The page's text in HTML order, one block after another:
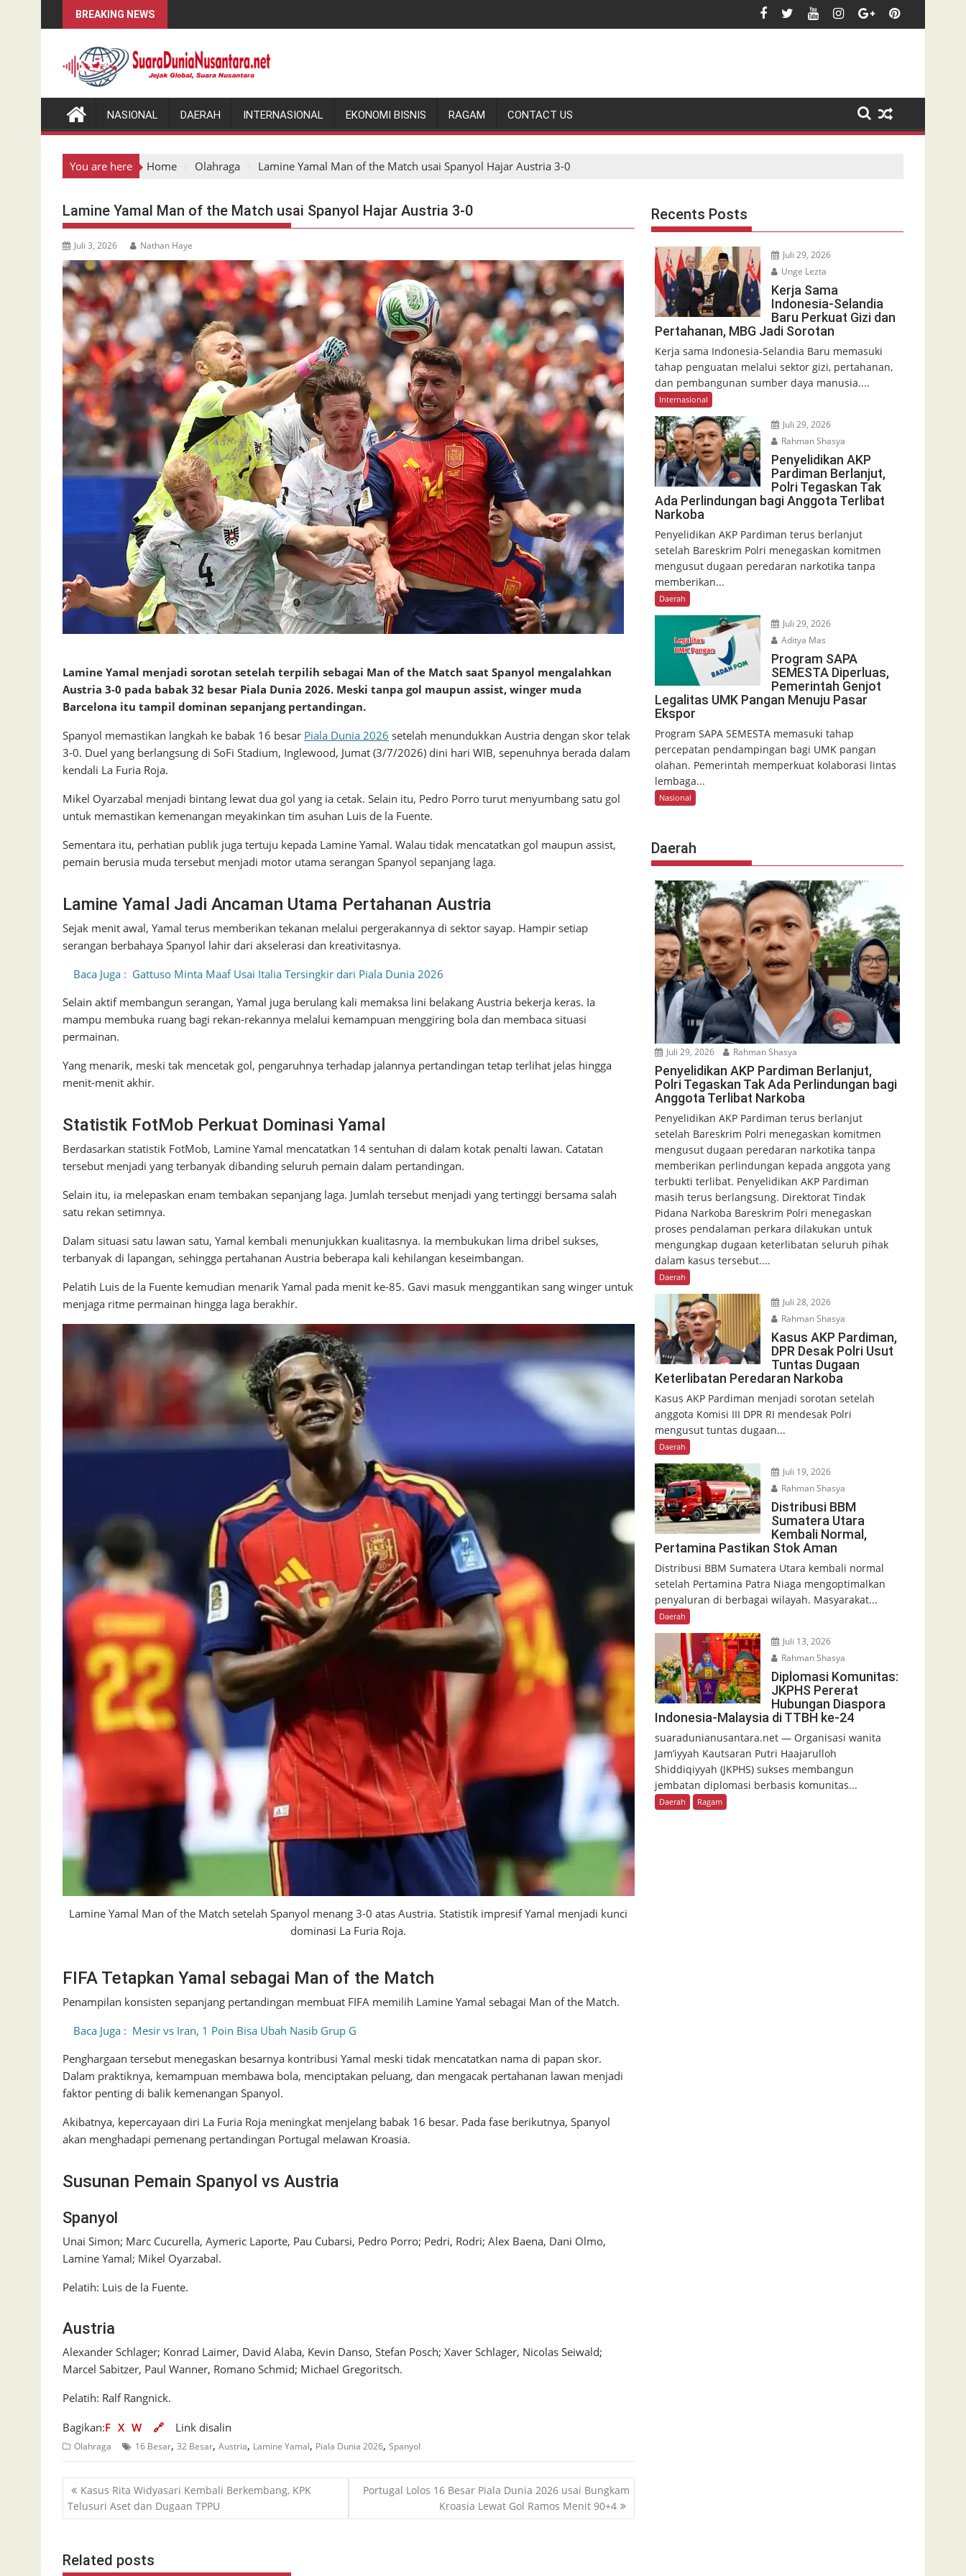
to
BREAKING NEWS
NASIONAL DAERAH INTERNASIONAL EKONOMI BISNIS RAGAM CONTACT US
You are here Home Olahraga Lamine Yamal Man of the Match usai Spanyol Hajar Austria 3-0
Lamine Yamal Man of the Match usai Spanyol Hajar Austria 3-0
Juli 3, 2026 Nathan Haye
Lamine Yamal menjadi sorotan setelah terpilih sebagai Man of the Match saat Spanyol mengalahkan
Austria 3-0 pada babak 32 besar Piala Dunia 2026. Meski tanpa gol maupun assist, winger muda
Barcelona itu tampil dominan sepanjang pertandingan.
Spanyol memastikan langkah ke babak 16 besar Piala Dunia 2026 setelah menundukkan Austria dengan skor telak
3-0. Duel yang berlangsung di SoFi Stadium, Inglewood, Jumat (3/7/2026) dini hari WIB, sepenuhnya berada dalam
kendali La Furia Roja.
Mikel Oyarzabal menjadi bintang lewat dua gol yang ia cetak. Selain itu, Pedro Porro turut menyumbang satu gol
untuk memastikan kemenangan meyakinkan tim asuhan Luis de la Fuente.
Sementara itu, perhatian publik juga tertuju kepada Lamine Yamal. Walau tidak mencatatkan gol maupun assist,
pemain berusia muda tersebut menjadi motor utama serangan Spanyol sepanjang laga.
Lamine Yamal Jadi Ancaman Utama Pertahanan Austria
Sejak menit awal, Yamal terus memberikan tekanan melalui pergerakannya di sektor sayap. Hampir setiap
serangan berbahaya Spanyol lahir dari akselerasi dan kreativitasnya.
Baca Juga : Gattuso Minta Maaf Usai Italia Tersingkir dari Piala Dunia 2026
Selain aktif membangun serangan, Yamal juga berulang kali memaksa lini belakang Austria bekerja keras. Ia
mampu membuka ruang bagi rekan-rekannya melalui kemampuan menggiring bola dan membaca situasi
permainan.
Yang menarik, meski tak mencetak gol, pengaruhnya terhadap jalannya pertandingan tetap terlihat jelas hingga
menit-menit akhir.
Statistik FotMob Perkuat Dominasi Yamal
Berdasarkan statistik FotMob, Lamine Yamal mencatatkan 14 sentuhan di dalam kotak penalti lawan. Catatan
tersebut menjadi yang terbanyak dibanding seluruh pemain dalam pertandingan.
Selain itu, ia melepaskan enam tembakan sepanjang laga. Jumlah tersebut menjadi yang tertinggi bersama salah
satu rekan setimnya.
Dalam situasi satu lawan satu, Yamal kembali menunjukkan kualitasnya. Ia membukukan lima dribel sukses,
terbanyak di lapangan, sehingga pertahanan Austria beberapa kali kehilangan keseimbangan.
Pelatih Luis de la Fuente kemudian menarik Yamal pada menit ke-85. Gavi masuk menggantikan sang winger untuk
menjaga ritme permainan hingga laga berakhir.
Lamine Yamal Man of the Match setelah Spanyol menang 3-0 atas Austria. Statistik impresif Yamal menjadi kunci
dominasi La Furia Roja.
FIFA Tetapkan Yamal sebagai Man of the Match
Penampilan konsisten sepanjang pertandingan membuat FIFA memilih Lamine Yamal sebagai Man of the Match.
Baca Juga : Mesir vs Iran, 1 Poin Bisa Ubah Nasib Grup G
Penghargaan tersebut menegaskan besarnya kontribusi Yamal meski tidak mencatatkan nama di papan skor.
Dalam praktiknya, kemampuan membawa bola, menciptakan peluang, dan mengacak pertahanan lawan menjadi
faktor penting di balik kemenangan Spanyol.
Akibatnya, kepercayaan diri La Furia Roja meningkat menjelang babak 16 besar. Pada fase berikutnya, Spanyol
akan menghadapi pemenang pertandingan Portugal melawan Kroasia.
Susunan Pemain Spanyol vs Austria
Spanyol
Unai Simon; Marc Cucurella, Aymeric Laporte, Pau Cubarsi, Pedro Porro; Pedri, Rodri; Alex Baena, Dani Olmo,
Lamine Yamal; Mikel Oyarzabal.
Pelatih: Luis de la Fuente.
Austria
Alexander Schlager; Konrad Laimer, David Alaba, Kevin Danso, Stefan Posch; Xaver Schlager, Nicolas Seiwald;
Marcel Sabitzer, Paul Wanner, Romano Schmid; Michael Gregoritsch.
Pelatih: Ralf Rangnick.
Bagikan:F X W 🔗 Link disalin
Olahraga 16 Besar, 32 Besar, Austria, Lamine Yamal, Piala Dunia 2026, Spanyol
Navigasi
pos
Kasus Rita Widyasari Kembali Berkembang, KPK
Telusuri Aset dan Dugaan TPPU
Portugal Lolos 16 Besar Piala Dunia 2026 usai Bungkam
Kroasia Lewat Gol Ramos Menit 90+4
Related posts
Recents Posts
Juli 29, 2026
Unge Lezta
Kerja Sama
Indonesia-Selandia
Baru Perkuat Gizi dan
Pertahanan, MBG Jadi Sorotan
Kerja sama Indonesia-Selandia Baru memasuki
tahap penguatan melalui sektor gizi, pertahanan,
dan pembangunan sumber daya manusia....
Internasional
Juli 29, 2026
Rahman Shasya
Penyelidikan AKP
Pardiman Berlanjut,
Polri Tegaskan Tak
Ada Perlindungan bagi Anggota Terlibat
Narkoba
Penyelidikan AKP Pardiman terus berlanjut
setelah Bareskrim Polri menegaskan komitmen
mengusut dugaan peredaran narkotika tanpa
memberikan...
Daerah
Juli 29, 2026
Aditya Mas
Program SAPA
SEMESTA Diperluas,
Pemerintah Genjot
Legalitas UMK Pangan Menuju Pasar
Ekspor
Program SAPA SEMESTA memasuki tahap
percepatan pendampingan bagi UMK pangan
olahan. Pemerintah memperkuat kolaborasi lintas
lembaga...
Nasional
Daerah
Juli 29, 2026 Rahman Shasya
Penyelidikan AKP Pardiman Berlanjut,
Polri Tegaskan Tak Ada Perlindungan bagi
Anggota Terlibat Narkoba
Penyelidikan AKP Pardiman terus berlanjut
setelah Bareskrim Polri menegaskan komitmen
mengusut dugaan peredaran narkotika tanpa
memberikan perlindungan kepada anggota yang
terbukti terlibat. Penyelidikan AKP Pardiman
masih terus berlangsung. Direktorat Tindak
Pidana Narkoba Bareskrim Polri menegaskan
proses pendalaman perkara dilakukan untuk
mengungkap dugaan keterlibatan seluruh pihak
dalam kasus tersebut....
Daerah
Juli 28, 2026
Rahman Shasya
Kasus AKP Pardiman,
DPR Desak Polri Usut
Tuntas Dugaan
Keterlibatan Peredaran Narkoba
Kasus AKP Pardiman menjadi sorotan setelah
anggota Komisi III DPR RI mendesak Polri
mengusut tuntas dugaan...
Daerah
Juli 19, 2026
Rahman Shasya
Distribusi BBM
Sumatera Utara
Kembali Normal,
Pertamina Pastikan Stok Aman
Distribusi BBM Sumatera Utara kembali normal
setelah Pertamina Patra Niaga mengoptimalkan
penyaluran di berbagai wilayah. Masyarakat...
Daerah
Juli 13, 2026
Rahman Shasya
Diplomasi Komunitas:
JKPHS Pererat
Hubungan Diaspora
Indonesia-Malaysia di TTBH ke-24
suaradunianusantara.net — Organisasi wanita
Jam’iyyah Kautsaran Putri Haajarulloh
Shiddiqiyyah (JKPHS) sukses membangun
jembatan diplomasi berbasis komunitas...
Daerah Ragam